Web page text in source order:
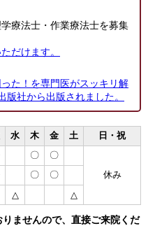
療法士・作業療法士を募集
だけます。
た！を専門医がスッキリ解
社から出版されました。
水 木 金 土
日・祝
〇
〇
休み
〇
〇
△ △
ませんので、直接ご来院くだ